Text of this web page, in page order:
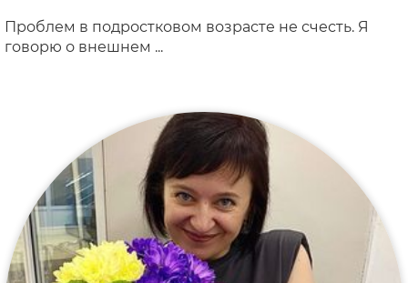
Проблем в подростковом возрасте не счесть. Я
говорю о внешнем ...